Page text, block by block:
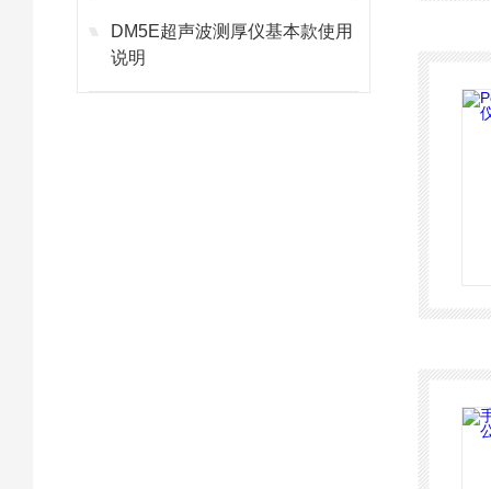
DM5E超声波测厚仪基本款使用
说明